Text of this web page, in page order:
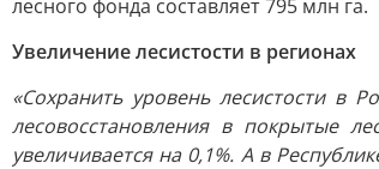
лесного фонда составляет 795 млн га.
Увеличение лесистости в регионах
«Сохранить уровень лесистости в
лесовосстановления в покрытые
увеличивается на 0,1%. А в